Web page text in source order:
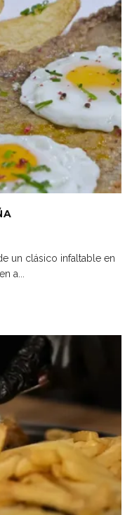
un clásico infaltable en
a